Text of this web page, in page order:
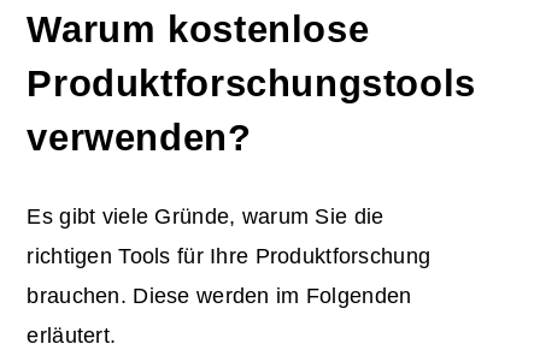
Warum kostenlose
Produktforschungstools
verwenden?
Es gibt viele Gründe, warum Sie die
richtigen Tools für Ihre Produktforschung
brauchen. Diese werden im Folgenden
erläutert.